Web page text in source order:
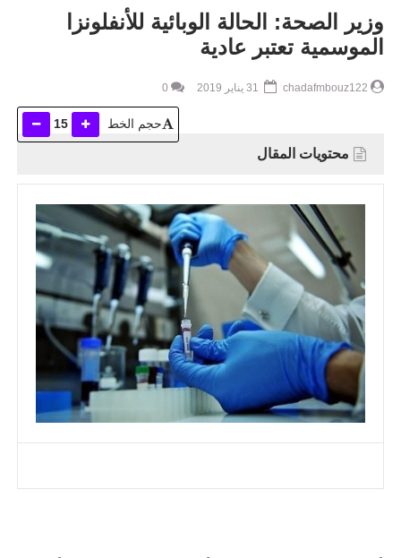
وزير الصحة: الحالة الوبائية للأنفلونزا
الموسمية تعتبر عادية
chadafmbouz122
0
حجم الخط 15
محتويات المقال